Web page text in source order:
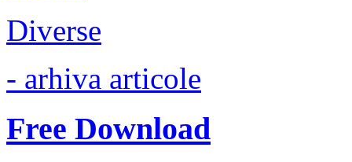
Diverse
- arhiva articole
Free Download